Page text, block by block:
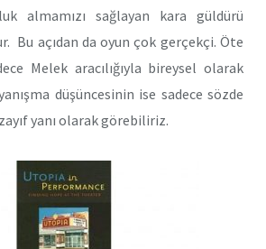
almamızı sağlayan kara güldürü
Bu açıdan da oyun çok gerçekçi. Öte
Melek aracılığıyla bireysel olarak
düşüncesinin ise sadece sözde
yanı olarak görebiliriz.